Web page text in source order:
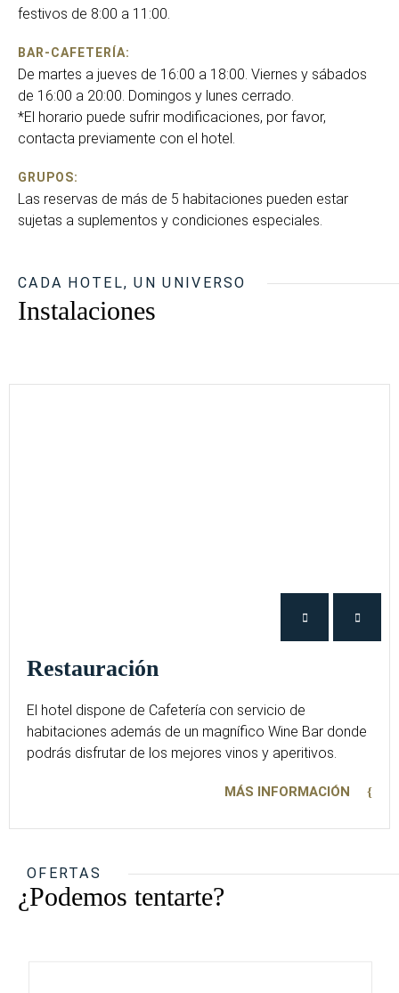
festivos de 8:00 a 11:00.
BAR-CAFETERÍA:
De martes a jueves de 16:00 a 18:00. Viernes y sábados
de 16:00 a 20:00. Domingos y lunes cerrado.
*El horario puede sufrir modificaciones, por favor,
contacta previamente con el hotel.
GRUPOS:
Las reservas de más de 5 habitaciones pueden estar
sujetas a suplementos y condiciones especiales.
CADA HOTEL, UN UNIVERSO
Instalaciones
Restauración
El hotel dispone de Cafetería con servicio de
habitaciones además de un magnífico Wine Bar donde
podrás disfrutar de los mejores vinos y aperitivos.
MÁS INFORMACIÓN
OFERTAS
¿Podemos tentarte?